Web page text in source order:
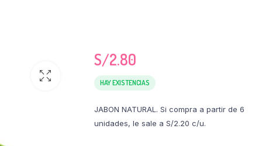
S/2.80
HAY EXISTENCIAS
JABON NATURAL. Si compra a partir de 6
unidades, le sale a S/2.20 c/u.